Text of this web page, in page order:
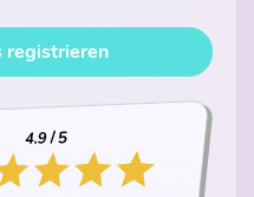
registrieren